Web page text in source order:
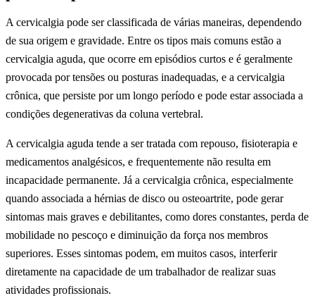
A cervicalgia pode ser classificada de várias maneiras, dependendo
de sua origem e gravidade. Entre os tipos mais comuns estão a
cervicalgia aguda, que ocorre em episódios curtos e é geralmente
provocada por tensões ou posturas inadequadas, e a cervicalgia
crônica, que persiste por um longo período e pode estar associada a
condições degenerativas da coluna vertebral.
A cervicalgia aguda tende a ser tratada com repouso, fisioterapia e
medicamentos analgésicos, e frequentemente não resulta em
incapacidade permanente. Já a cervicalgia crônica, especialmente
quando associada a hérnias de disco ou osteoartrite, pode gerar
sintomas mais graves e debilitantes, como dores constantes, perda de
mobilidade no pescoço e diminuição da força nos membros
superiores. Esses sintomas podem, em muitos casos, interferir
diretamente na capacidade de um trabalhador de realizar suas
atividades profissionais.